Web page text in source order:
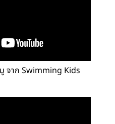
จาก Swimming Kids